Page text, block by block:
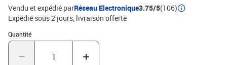
Vendu et expédié parRéseau Electronique3.75/5(106)
Expédié sous 2 jours livraison offerte
Quantité
Quantité : 1